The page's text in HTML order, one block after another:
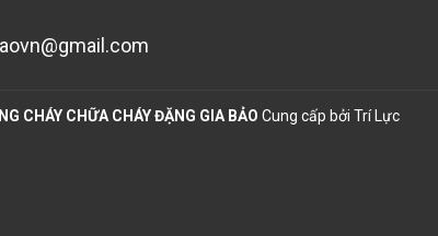
CHÁY CHỮA CHÁY ĐẶNG GIA BẢO Cung cấp bởi Trí Lực